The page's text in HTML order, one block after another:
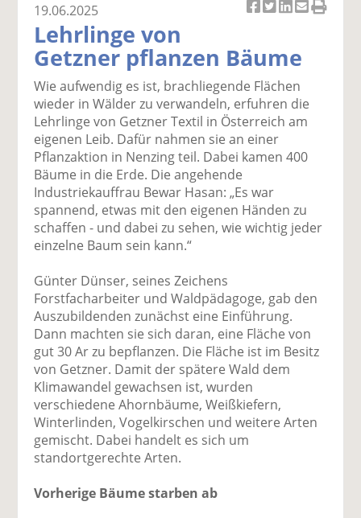
k
el
a
uf
F
ac
e
o
o
k
n
k
el
t
wi
tt
er
n
k
el
a
uf
Li
k
n
te
n
k
p
er
E
m
ai
er
se
e
n
19.06.2025
Lehrlinge von
Getzner pflanzen Bäume
Wie aufwendig es ist, brachliegende Flächen
wieder in Wälder zu verwandeln, erfuhren die
Lehrlinge von Getzner Textil in Österreich am
eigenen Leib. Dafür nahmen sie an einer
Pflanzaktion in Nenzing teil. Dabei kamen 400
Bäume in die Erde. Die angehende
Industriekauffrau Bewar Hasan: „Es war
spannend, etwas mit den eigenen Händen zu
schaffen - und dabei zu sehen, wie wichtig jeder
einzelne Baum sein kann.“
Günter Dünser, seines Zeichens
Forstfacharbeiter und Waldpädagoge, gab den
Auszubildenden zunächst eine Einführung.
Dann machten sie sich daran, eine Fläche von
gut 30 Ar zu bepflanzen. Die Fläche ist im Besitz
von Getzner. Damit der spätere Wald dem
Klimawandel gewachsen ist, wurden
verschiedene Ahornbäume, Weißkiefern,
Winterlinden, Vogelkirschen und weitere Arten
gemischt. Dabei handelt es sich um
standortgerechte Arten.
Vorherige Bäume starben ab